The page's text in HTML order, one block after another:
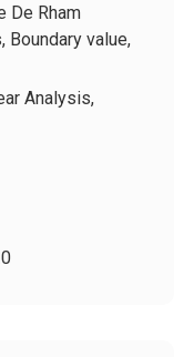
De Rham
Boundary value,
Analysis,